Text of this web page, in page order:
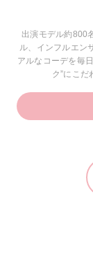
出演モデル約800
ル、インフルエン
アルなコーデを毎
ク”にこだ